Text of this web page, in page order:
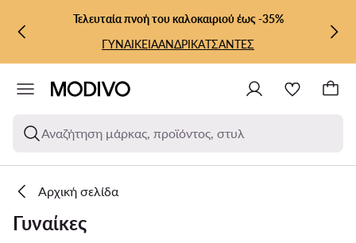
ΜΕΤΆΒΑΣΗ ΣΤΟ ΚΎΡΙΟ ΠΕΡΙΕΧΌΜΕΝΟ
ΜΕΤΆΒΑΣΗ ΣΤΗΝ ΑΝΑΖΉΤΗΣΗ
Τελευταία πνοή του καλοκαιριού έως -35%
ΓΥΝΑΙΚΕΙΑΑΝΔΡΙΚΑΤΣΑΝΤΕΣ
Αναζήτηση μάρκας, προϊόντος, στυλ
Αρχική σελίδα
Γυναίκες